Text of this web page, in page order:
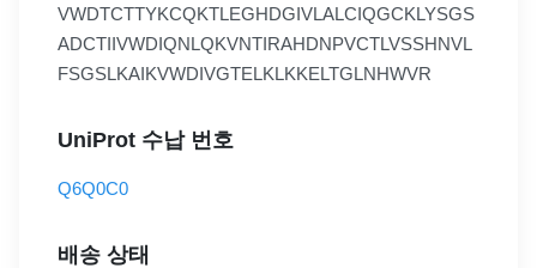
VWDTCTTYKCQKTLEGHDGIVLALCIQGCKLYSGS
ADCTIIVWDIQNLQKVNTIRAHDNPVCTLVSSHNVL
FSGSLKAIKVWDIVGTELKLKKELTGLNHWVR
UniProt 수납 번호
Q6Q0C0
배송 상태